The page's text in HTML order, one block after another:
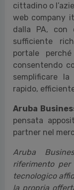
cittadino o
web company
dalla PA, con
sufficiente
portale
consentendo
semplificare
rapido,
Aruba
pensata
partner nel
Aruba
riferimento
tecnologico
la propria